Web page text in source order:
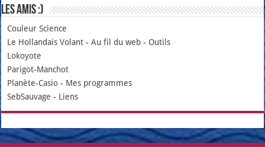
Les amis :)
Couleur Science
Le Hollandais Volant -Au fil du web - Outils
Lokoyote
Parigot-Manchot
Planète-Casio - Mes programmes
SebSauvage - Liens